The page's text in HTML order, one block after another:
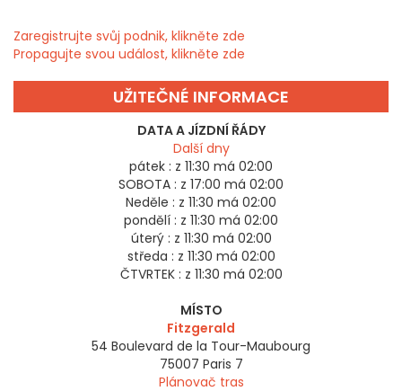
Zaregistrujte svůj podnik, klikněte zde
Propagujte svou událost, klikněte zde
UŽITEČNÉ INFORMACE
DATA A JÍZDNÍ ŘÁDY
Další dny
pátek : z 11:30 má 02:00
SOBOTA : z 17:00 má 02:00
Neděle : z 11:30 má 02:00
pondělí : z 11:30 má 02:00
úterý : z 11:30 má 02:00
středa : z 11:30 má 02:00
ČTVRTEK : z 11:30 má 02:00
MÍSTO
Fitzgerald
54 Boulevard de la Tour-Maubourg
75007 Paris 7
Plánovač tras